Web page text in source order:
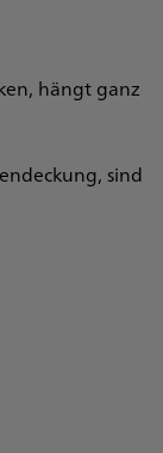
hängt ganz
sind